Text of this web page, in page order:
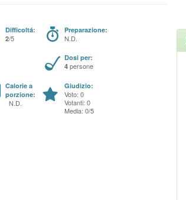
Difficoltá:
2/5
Preparazione:
N.D.
Dosi per:
4 persone
Calorie a
porzione:
N.D.
Giudizio:
Voto: 0
Votanti: 0
Media: 0/5